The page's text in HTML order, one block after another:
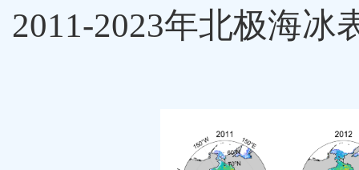
2011-2023年北极海冰